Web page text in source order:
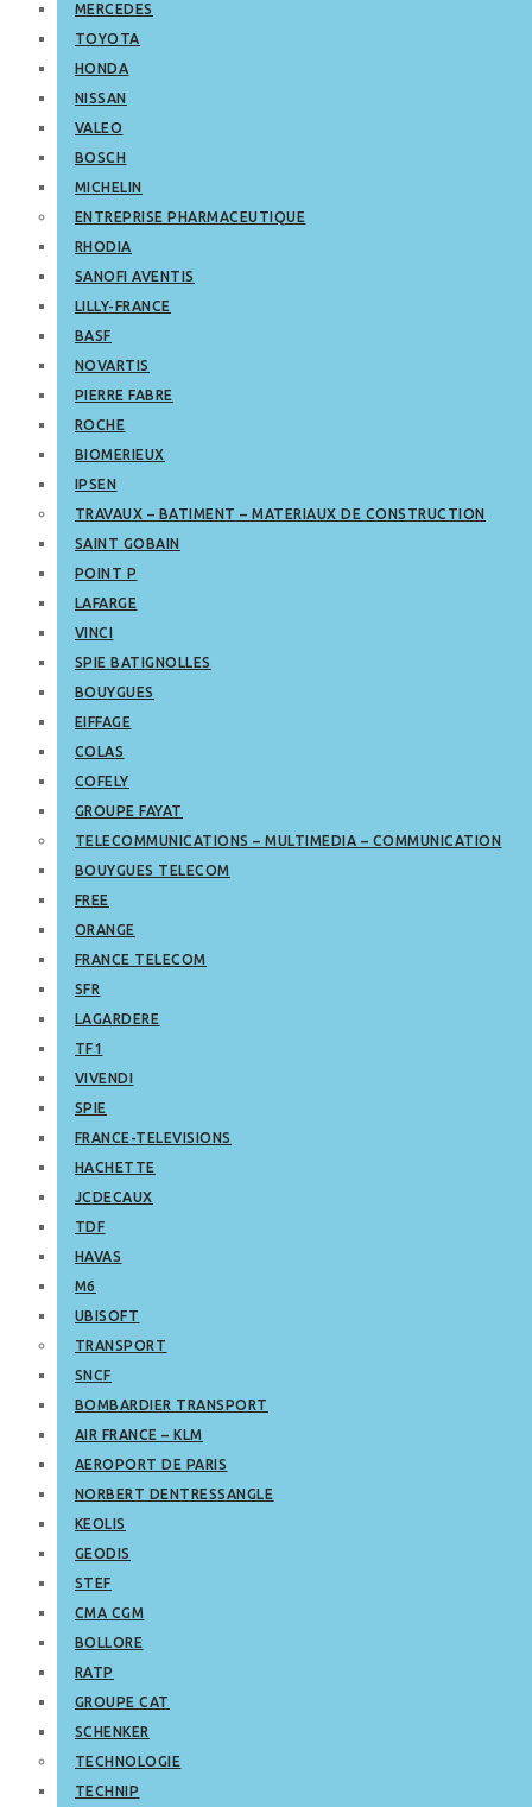
MERCEDES
TOYOTA
HONDA
NISSAN
VALEO
BOSCH
MICHELIN
ENTREPRISE PHARMACEUTIQUE
RHODIA
SANOFI AVENTIS
LILLY-FRANCE
BASF
NOVARTIS
PIERRE FABRE
ROCHE
BIOMERIEUX
IPSEN
TRAVAUX – BATIMENT – MATERIAUX DE CONSTRUCTION
SAINT GOBAIN
POINT P
LAFARGE
VINCI
SPIE BATIGNOLLES
BOUYGUES
EIFFAGE
COLAS
COFELY
GROUPE FAYAT
TELECOMMUNICATIONS – MULTIMEDIA – COMMUNICATION
BOUYGUES TELECOM
FREE
ORANGE
FRANCE TELECOM
SFR
LAGARDERE
TF1
VIVENDI
SPIE
FRANCE-TELEVISIONS
HACHETTE
JCDECAUX
TDF
HAVAS
M6
UBISOFT
TRANSPORT
SNCF
BOMBARDIER TRANSPORT
AIR FRANCE – KLM
AEROPORT DE PARIS
NORBERT DENTRESSANGLE
KEOLIS
GEODIS
STEF
CMA CGM
BOLLORE
RATP
GROUPE CAT
SCHENKER
TECHNOLOGIE
TECHNIP